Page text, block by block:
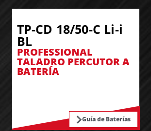
TP-CD 18/50-C Li-i
BL
PROFESSIONAL
TALADRO PERCUTOR A
BATERÍA
Guía de Baterías